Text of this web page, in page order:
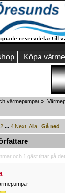
Köpa
värmepumpar »
2 ...4 Next Alla Gå ned
och 1 gäst tittar på